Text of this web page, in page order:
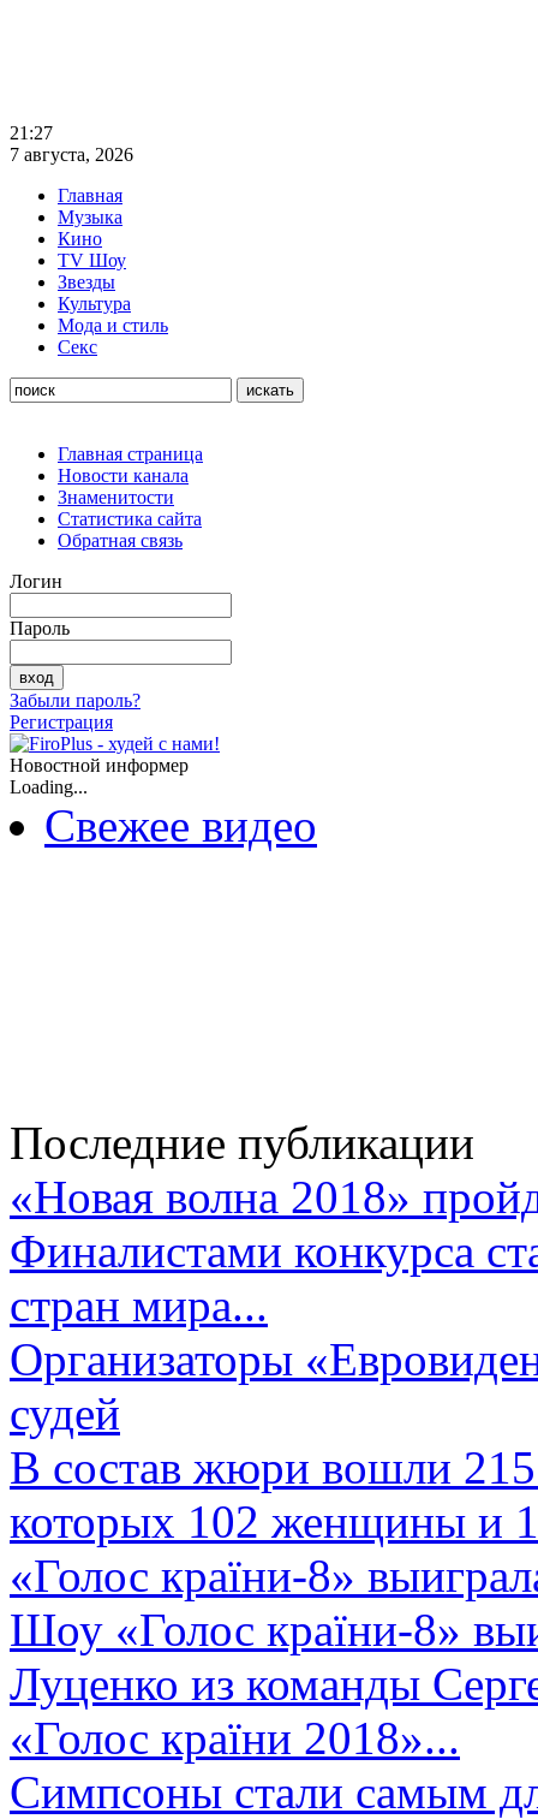
21:27
7 августа, 2026
Главная
Музыка
Кино
TV Шоу
Звезды
Культура
Мода и стиль
Секс
Главная страница
Новости канала
Знаменитости
Статистика сайта
Обратная связь
Логин
Пароль
Забыли пароль?
Регистрация
Новостной информер
Loading...
Свежее видео
Последние публикации
«Новая волна 2018»
Финалистами конкурса
стран мира...
Организаторы
судей
В состав жюри вошли 215
которых 102 женщины и
«Голос країни-8»
Шоу «Голос країни-8»
Луценко из команды
«Голос країни 2018»...
Симпсоны стали самым